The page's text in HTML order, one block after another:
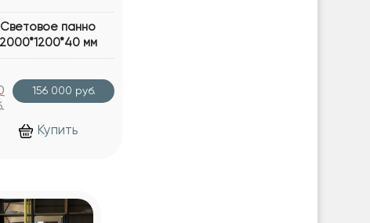
Световое панно
2000*1200*40 мм
156 000 руб.
Купить